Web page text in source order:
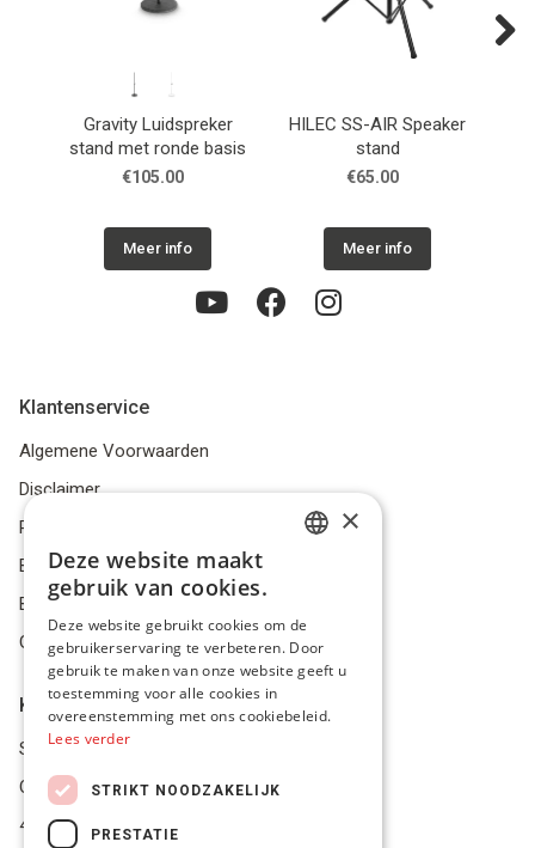
Gravity Luidspreker
stand met ronde basis
€105.00
Meer info
HILEC SS-AIR Speaker
stand
€65.00
Meer info
Klantenservice
Algemene Voorwaarden
Disclaimer
Privacybeleid
Bestelling herroepen
Betalingsmiddelen
Geschillen
Klantenservice
Service Center
Onze winkel
4.9 op 5 gescoord op Trustpilot
ENGLISH
×
Deze website maakt
gebruik van cookies.
Deze website gebruikt cookies om de
gebruikerservaring te verbeteren. Door
gebruik te maken van onze website geeft u
toestemming voor alle cookies in
overeenstemming met ons cookiebeleid.
Lees verder
STRIKT NOODZAKELIJK
PRESTATIE